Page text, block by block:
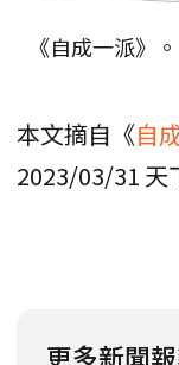
《自成一派》
本文摘自《自
2023/03/31 天
更多新聞